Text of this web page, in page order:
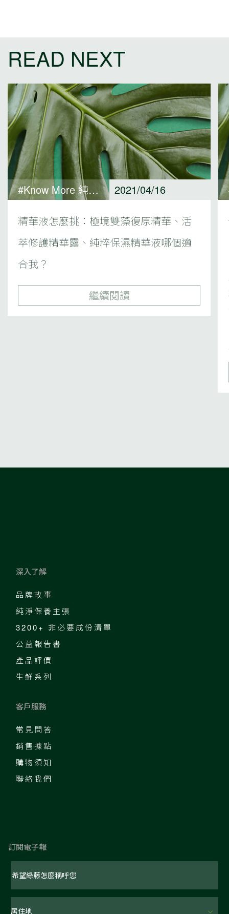
READ NEXT
#Know More 純淨保養觀點 2021/04/16
精華液怎麼挑：極境雙藻復原精華、活
萃修護精華露、純粹保濕精華液哪個適
合我？
繼續閱讀
深入了解
品牌故事
純淨保養主張
3200+ 非必要成份清單
公益報告書
產品評價
生鮮系列
客戶服務
常見問答
銷售據點
購物須知
聯絡我們
訂閱電子報